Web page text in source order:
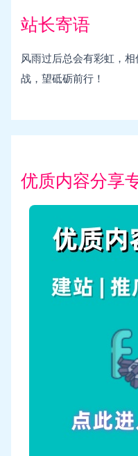
站长寄语
风雨过后总会有彩虹，
战，望砥砺前行！
优质内容分享